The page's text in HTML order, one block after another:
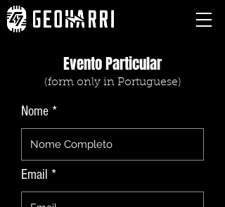
Evento Particular
(form only in Portuguese)
Nome *
Email *